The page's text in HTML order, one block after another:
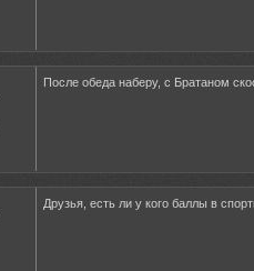
После обеда наберу, с Братаном
Друзья, есть ли у кого баллы в